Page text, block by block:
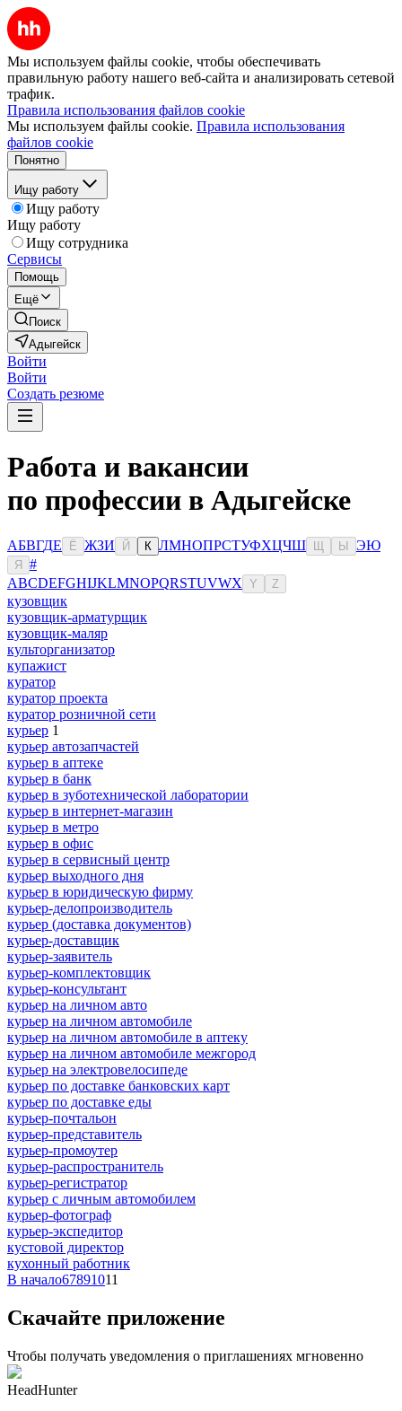
Мы используем файлы cookie, чтобы обеспечивать
правильную работу нашего веб-сайта и анализировать сетевой
трафик.
Правила использования файлов cookie
Мы используем файлы cookie. Правила использования
файлов cookie
Понятно
Ищу работу
Ищу работу
Ищу работу
Ищу сотрудника
Сервисы
Помощь
Ещё
Поиск
Адыгейск
Войти
Войти
Создать резюме
Работа и вакансии
по профессии в Адыгейске
АБВГДЕ Ё ЖЗИ Й К ЛМНОПРСТУФХЦЧШ Ы ЭЮ
Я
#
ABCDEFGHIJKLMNOPQRSTUVWX Y Z
кузовщик
кузовщик-арматурщик
кузовщик-маляр
культорганизатор
купажист
куратор
куратор проекта
куратор розничной сети
курьер 1
курьер автозапчастей
курьер в аптеке
курьер в банк
курьер в зуботехнической лаборатории
курьер в интернет-магазин
курьер в метро
курьер в офис
курьер в сервисный центр
курьер выходного дня
курьер в юридическую фирму
курьер-делопроизводитель
курьер (доставка документов)
курьер-доставщик
курьер-заявитель
курьер-комплектовщик
курьер-консультант
курьер на личном авто
курьер на личном автомобиле
курьер на личном автомобиле в аптеку
курьер на личном автомобиле межгород
курьер на электровелосипеде
курьер по доставке банковских карт
курьер по доставке еды
курьер-почтальон
курьер-представитель
курьер-промоутер
курьер-распространитель
курьер-регистратор
курьер с личным автомобилем
курьер-фотограф
курьер-экспедитор
кустовой директор
кухонный работник
В начало67891011
Скачайте приложение
Чтобы получать уведомления о приглашениях мгновенно
HeadHunter